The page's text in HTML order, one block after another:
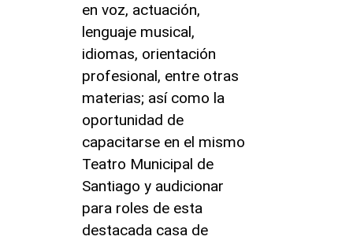
en voz, actuación,
lenguaje musical,
idiomas, orientación
profesional, entre otras
materias; así como la
oportunidad de
capacitarse en el mismo
Teatro Municipal de
Santiago y audicionar
para roles de esta
destacada casa de